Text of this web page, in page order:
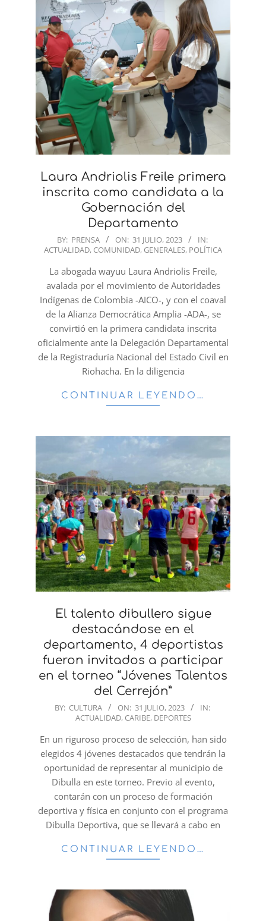
Laura Andriolis Freile primera
inscrita como candidata a la
Gobernación del
Departamento
2023-
07-
BY: PRENSA ON: 31 JULIO, 2023
IN:
ACTUALIDAD, COMUNIDAD, GENERALES, POLÍTICA
La abogada wayuu Laura Andriolis Freile,
avalada por el movimiento de Autoridades
Indígenas de Colombia -AICO-, y con el coaval
de la Alianza Democrática Amplia -ADA-, se
convirtió en la primera candidata inscrita
oficialmente ante la Delegación Departamental
de la Registraduría Nacional del Estado Civil en
Riohacha. En la diligencia
CONTINUAR LEYENDO…
El talento dibullero sigue
destacándose en el
departamento, 4 deportistas
fueron invitados a participar
en el torneo “Jóvenes Talentos
del Cerrejón”
2023-
31
BY: CULTURA ON: 31 JULIO, 2023
IN:
ACTUALIDAD, CARIBE, DEPORTES
En un riguroso proceso de selección, han sido
elegidos 4 jóvenes destacados que tendrán la
oportunidad de representar al municipio de
Dibulla en este torneo. Previo al evento,
contarán con un proceso de formación
deportiva y física en conjunto con el programa
Dibulla Deportiva, que se llevará a cabo en
CONTINUAR LEYENDO…